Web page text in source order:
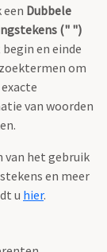
een Dubbele
(" ")
en einde
om
van woorden
van het gebruik
en meer
u hier.